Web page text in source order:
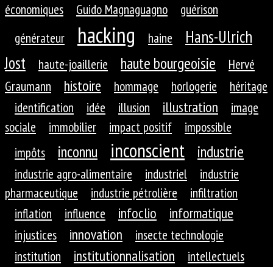
économiques
Guido Magnaguagno
guérison
générateur
hacking haine
Hans-Ulrich
Jost
haute-joaillerie haute bourgeoisie
Hervé
Graumann
histoire hommage horlogerie
héritage
identification
idée illusion illustration
image
sociale
immobilier impact positif
impossible
impôts
inconnu inconscient industrie
industrie agro-alimentaire industriel
industrie
pharmaceutique
industrie pétrolière
infiltration
inflation
influence infoclio informatique
injustices innovation
insecte technologie
institution
institutionnalisation
intellectuels